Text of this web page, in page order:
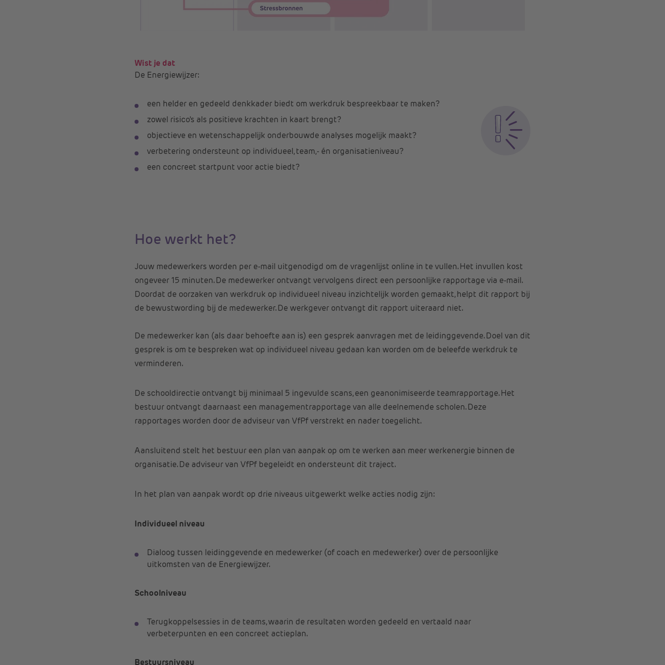
Wist je dat
De Energiewijzer:
een helder en gedeeld denkkader biedt om werkdruk bespreekbaar te maken?
zowel risico's als positieve krachten in kaart brengt?
objectieve en wetenschappelijk onderbouwde analyses mogelijk maakt?
verbetering ondersteunt op individueel, team,- én organisatieniveau?
een concreet startpunt voor actie biedt?
Hoe werkt het?
Jouw medewerkers worden per e-mail uitgenodigd om de vragenlijst online in te vullen. Het invullen kost
ongeveer 15 minuten. De medewerker ontvangt vervolgens direct een persoonlijke rapportage via e-mail.
Doordat de oorzaken van werkdruk op individueel niveau inzichtelijk worden gemaakt, helpt dit rapport bij
de bewustwording bij de medewerker. De werkgever ontvangt dit rapport uiteraard niet.
De medewerker kan (als daar behoefte aan is) een gesprek aanvragen met de leidinggevende. Doel van dit
gesprek is om te bespreken wat op individueel niveau gedaan kan worden om de beleefde werkdruk te
verminderen.
De schooldirectie ontvangt bij minimaal 5 ingevulde scans, een geanonimiseerde teamrapportage. Het
bestuur ontvangt daarnaast een managementrapportage van alle deelnemende scholen. Deze
rapportages worden door de adviseur van VfPf verstrekt en nader toegelicht.
Aansluitend stelt het bestuur een plan van aanpak op om te werken aan meer werkenergie binnen de
organisatie. De adviseur van VfPf begeleidt en ondersteunt dit traject.
In het plan van aanpak wordt op drie niveaus uitgewerkt welke acties nodig zijn:
Individueel niveau
Dialoog tussen leidinggevende en medewerker (of coach en medewerker) over de persoonlijke
uitkomsten van de Energiewijzer.
Schoolniveau
Terugkoppelsessies in de teams, waarin de resultaten worden gedeeld en vertaald naar
verbeterpunten en een concreet actieplan.
Bestuursniveau